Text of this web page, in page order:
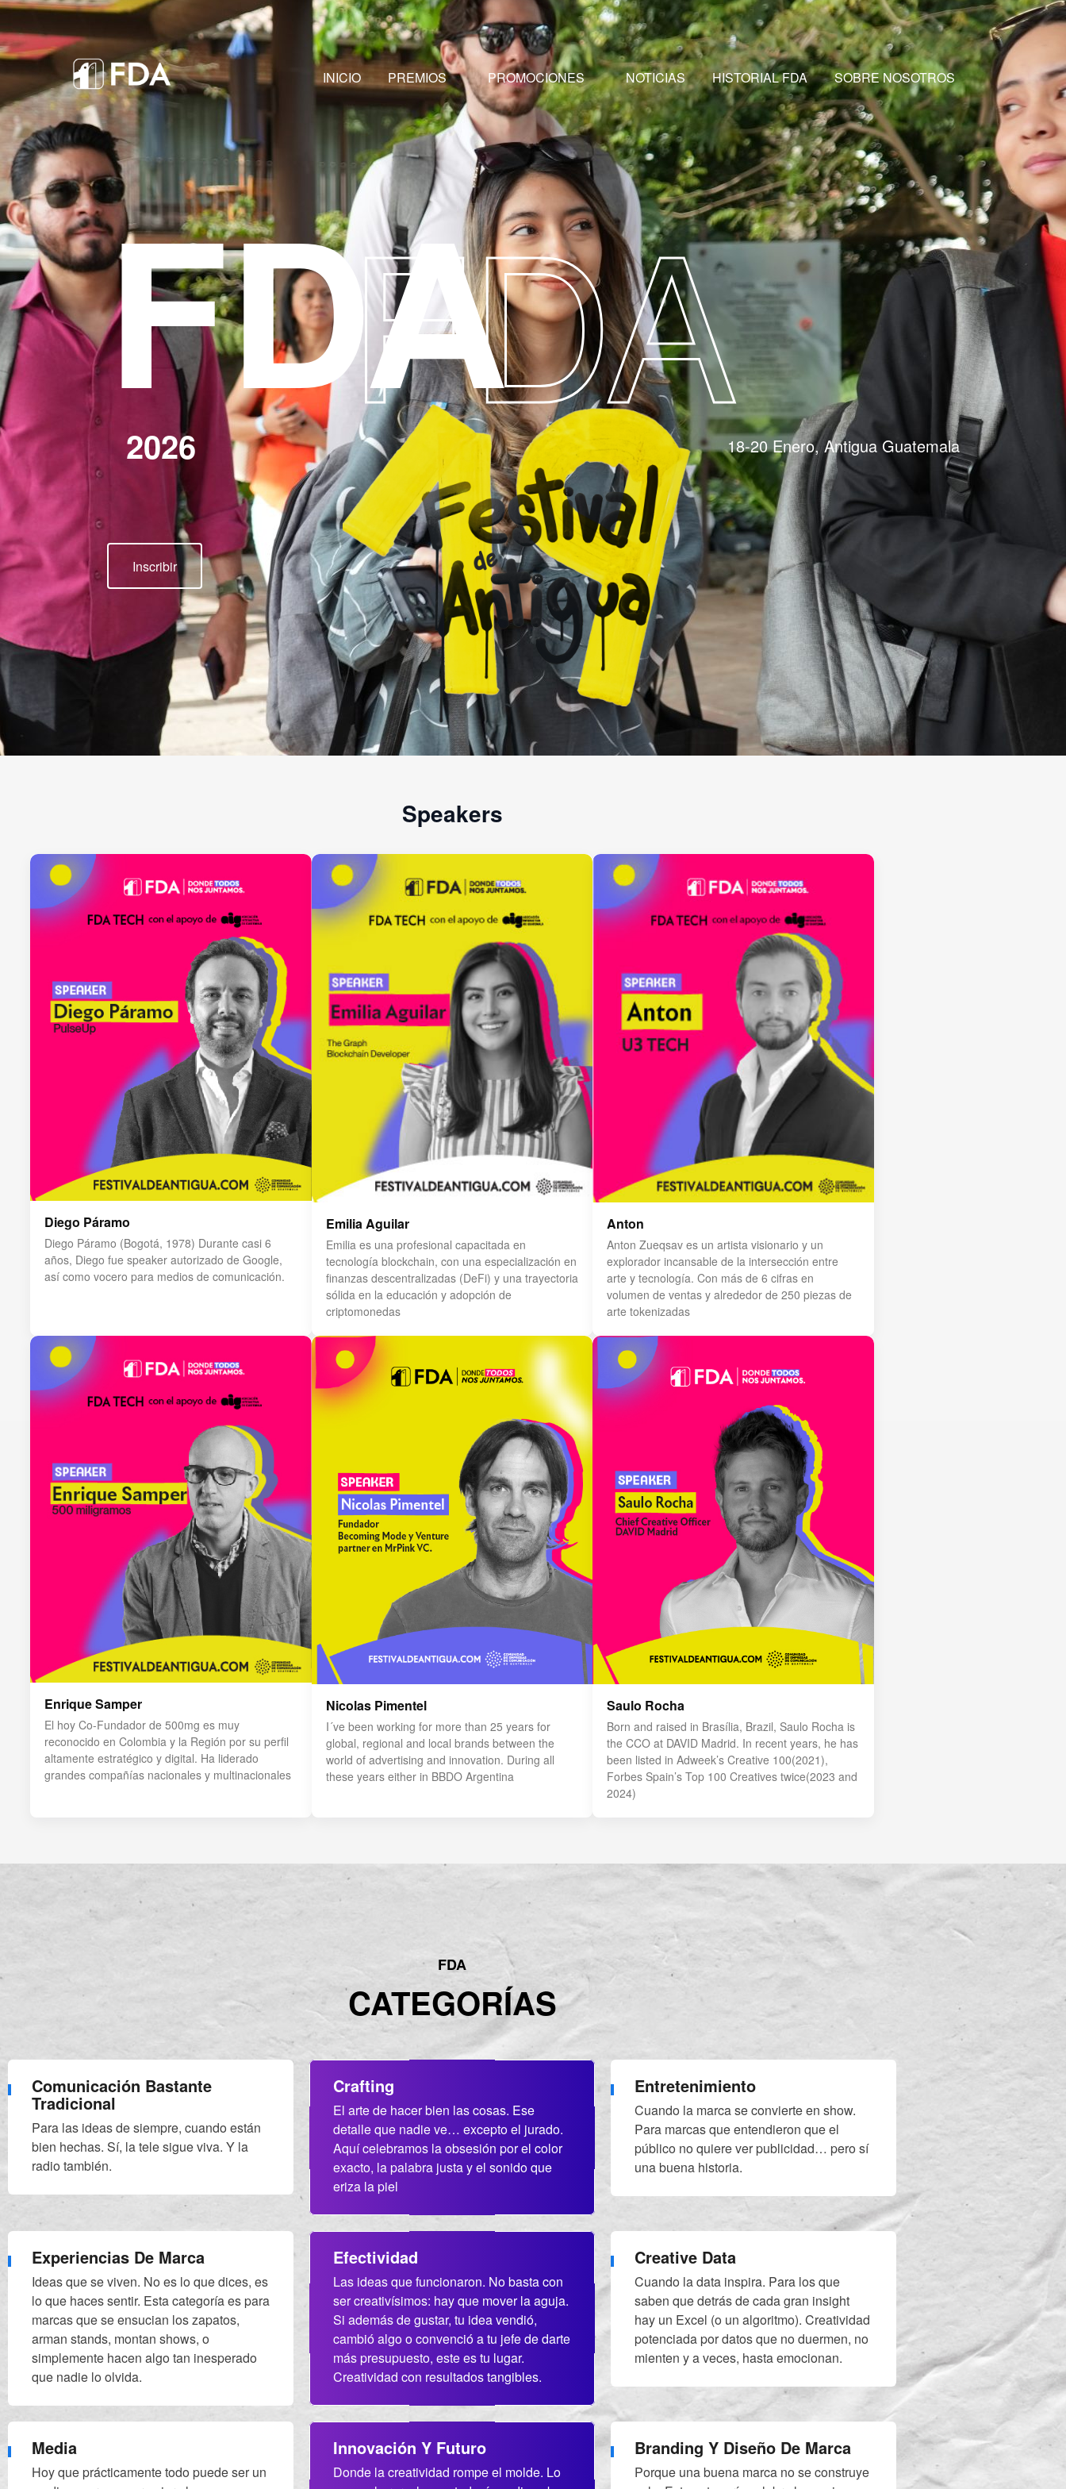
INICIO PREMIOS PROMOCIONES NOTICIAS HISTORIAL FDA SOBRE NOSOTROS
FDAFDA
2026 18-20 Enero, Antigua Guatemala
Inscribir
Speakers
Diego Páramo
Diego Páramo (Bogotá, 1978) Durante casi 6
años, Diego fue speaker autorizado de Google,
así como vocero para medios de comunicación.
Emilia Aguilar
Emilia es una profesional capacitada en
tecnología blockchain, con una especialización en
finanzas descentralizadas (DeFi) y una trayectoria
sólida en la educación y adopción de
criptomonedas
Anton
Anton Zueqsav es un artista visionario y un
explorador incansable de la intersección entre
arte y tecnología. Con más de 6 cifras en
volumen de ventas y alrededor de 250 piezas de
arte tokenizadas
Enrique Samper
El hoy Co-Fundador de 500mg es muy
reconocido en Colombia y la Región por su perfil
altamente estratégico y digital. Ha liderado
grandes compañías nacionales y multinacionales
Nicolas Pimentel
I´ve been working for more than 25 years for
global, regional and local brands between the
world of advertising and innovation. During all
these years either in BBDO Argentina
Saulo Rocha
Born and raised in Brasília, Brazil, Saulo Rocha is
the CCO at DAVID Madrid. In recent years, he has
been listed in Adweek’s Creative 100(2021),
Forbes Spain’s Top 100 Creatives twice(2023 and
2024)
FDA
CATEGORÍAS
Comunicación Bastante
Tradicional
Para las ideas de siempre, cuando están
bien hechas. Sí, la tele sigue viva. Y la
radio también.
Crafting
El arte de hacer bien las cosas. Ese
detalle que nadie ve… excepto el jurado.
Aquí celebramos la obsesión por el color
exacto, la palabra justa y el sonido que
eriza la piel
Entretenimiento
Cuando la marca se convierte en show.
Para marcas que entendieron que el
público no quiere ver publicidad… pero sí
una buena historia.
Experiencias De Marca
Ideas que se viven. No es lo que dices, es
lo que haces sentir. Esta categoría es para
marcas que se ensucian los zapatos,
arman stands, montan shows, o
simplemente hacen algo tan inesperado
que nadie lo olvida.
Efectividad
Las ideas que funcionaron. No basta con
ser creativísimos: hay que mover la aguja.
Si además de gustar, tu idea vendió,
cambió algo o convenció a tu jefe de darte
más presupuesto, este es tu lugar.
Creatividad con resultados tangibles.
Creative Data
Cuando la data inspira. Para los que
saben que detrás de cada gran insight
hay un Excel (o un algoritmo). Creatividad
potenciada por datos que no duermen, no
mienten y a veces, hasta emocionan.
Media
Hoy que prácticamente todo puede ser un
Innovación Y Futuro
Donde la creatividad rompe el molde. Lo
Branding Y Diseño De Marca
Porque una buena marca no se construye